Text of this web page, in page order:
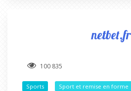
netbet.fr
100 835
Sports Sport et remise en forme